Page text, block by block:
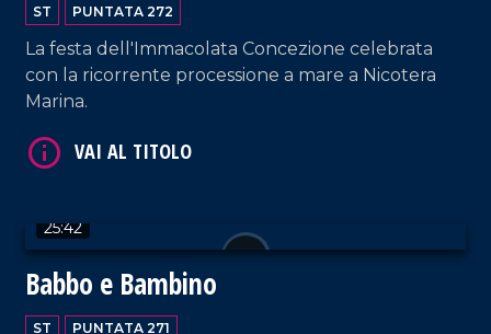
ST PUNTATA 272
La festa dell'Immacolata Concezione celebrata
con la ricorrente processione a mare a Nicotera
Marina.
25:42
Babbo e Bambino
ST PUNTATA 271